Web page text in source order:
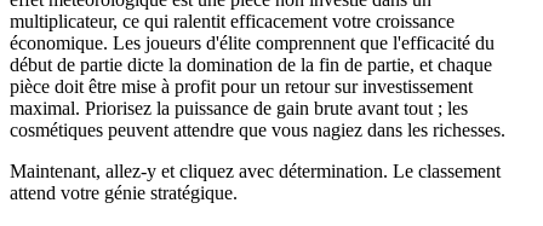
multiplicateur, ce qui ralentit efficacement votre croissance
économique. Les joueurs d'élite comprennent que l'efficacité du
début de partie dicte la domination de la fin de partie, et chaque
pièce doit être mise à profit pour un retour sur investissement
maximal. Priorisez la puissance de gain brute avant tout ; les
cosmétiques peuvent attendre que vous nagiez dans les richesses.
Maintenant, allez-y et cliquez avec détermination. Le classement
attend votre génie stratégique.